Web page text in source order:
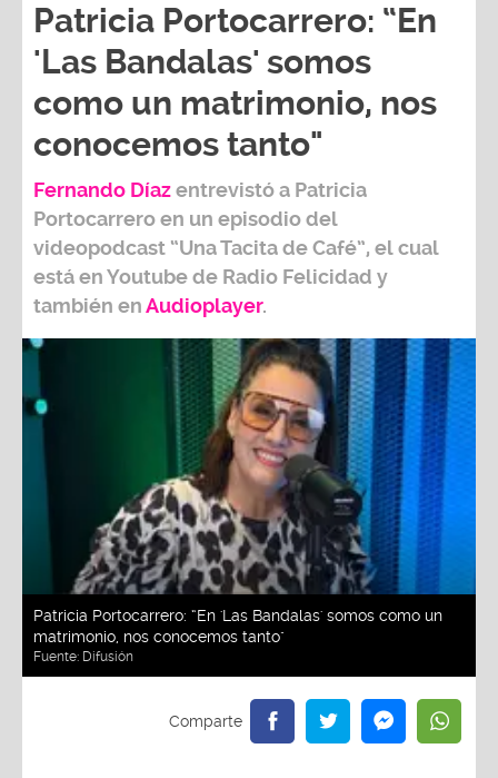
Patricia Portocarrero: “En
'Las Bandalas' somos
como un matrimonio, nos
conocemos tanto"
Fernando Díazentrevistó a Patricia
Portocarreroen un episodio del
videopodcast “Una Tacita de Café”, el cual
está en Youtube de Radio Felicidad y
también enAudioplayer.
Patricia Portocarrero: “En 'Las Bandalas' somos como un
matrimonio, nos conocemos tanto"
Fuente: Difusión